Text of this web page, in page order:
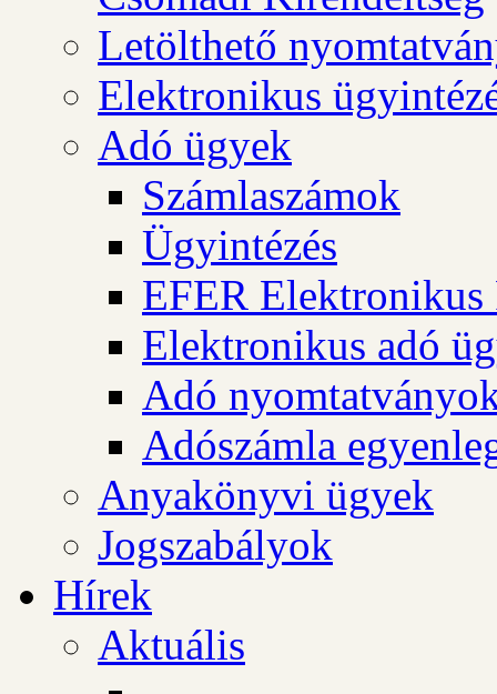
Letölthető
Elektronikus
Adó ügyek
Számlaszámok
Ügyintézés
EFER Elektronikus
Elektronikus adó
Adó
Adószámla
Anyakönyvi ügyek
Jogszabályok
Hírek
Aktuális